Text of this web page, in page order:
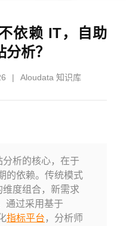
依赖 IT，自助
析？
| Aloudata 知识库
析的核心，在于
的依赖。传统模式
度组合，新需求
通过采用基于
指标平台 ，分析师